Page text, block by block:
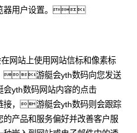
览器用户设置。
网站上使用网站信标和像素标
游艇会yth数码向您发送
会yth数码网站内容的点击
，游艇会yth数码则会跟踪
产品和服务偏好并改善客户服